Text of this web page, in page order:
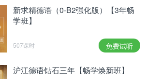
，坏事传千里，狗在东方文化里的
新求精德语（0-B2强化版）【3年畅
学班】
507课时 免费试听
沪江德语钻石三年【畅学焕新班】